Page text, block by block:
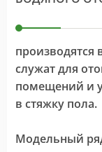
производятся
служат для
помещений и
в стяжку пола.
Модельный